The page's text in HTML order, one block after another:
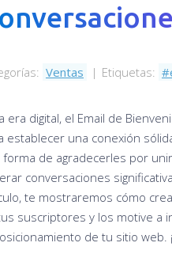
Ventas | Etiquetas:
era digital, el Email de
establecer una conexión
forma de agradecerles por
conversaciones
te mostraremos cómo
suscriptores y los motive a
de tu sitio web.